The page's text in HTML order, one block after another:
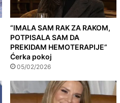
“IMALA SAM RAK ZA RAKOM,
POTPISALA SAM DA
PREKIDAM HEMOTERAPIJE”
Ćerka pokoj
05/02/2026